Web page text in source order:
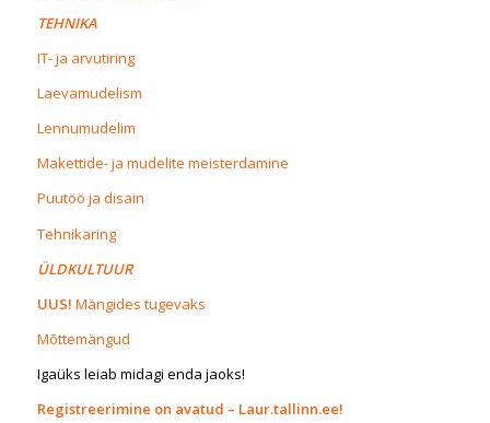
TEHNIKA
IT- ja arvutiring
Laevamudelism
Lennumudelim
Makettide- ja mudelite meisterdamine
Puutöö ja disain
Tehnikaring
ÜLDKULTUUR
UUS! Mängides tugevaks
Mõttemängud
Igaüks leiab midagi enda jaoks!
Registreerimine on avatud – Laur.tallinn.ee!